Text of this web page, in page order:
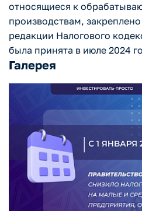
относящиеся к
производствам,
редакции Налогового
была принята в июле 2024
Галерея